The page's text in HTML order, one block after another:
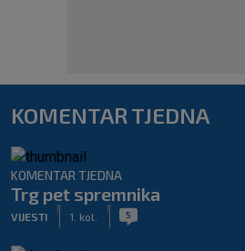
KOMENTAR TJEDNA
KOMENTAR TJEDNA
Trg pet spremnika
VIJESTI 1. kol. 5